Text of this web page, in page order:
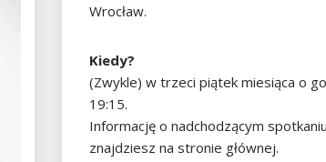
Wrocław.
Kiedy?
(Zwykle) w trzeci piątek miesiąca o
19:15.
Informację o nadchodzącym spotkaniu
znajdziesz na stronie głównej.